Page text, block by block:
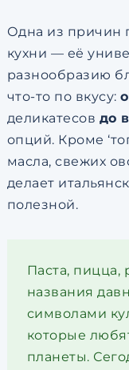
Одна из причин
кухни — её
разнообразию
что-то по вкусу:
деликатесов до
опций. Кроме
масла, свежих
делает
полезной.
Паста, пицца,
названия
символами
которые
планеты.